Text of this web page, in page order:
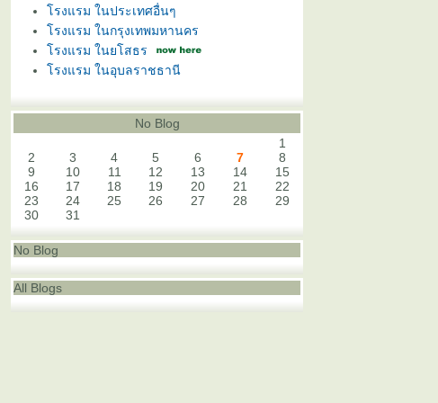
โรงแรม ในประเทศอื่นๆ
โรงแรม ในกรุงเทพมหานคร
โรงแรม ในยโสธร
โรงแรม ในอุบลราชธานี
No Blog
1
2
3 4 5 6 7
8
9
10 11 12 13 14
15
16
17 18 19 20 21
22
23
24 25 26 27 28
29
30
31
No Blog
All Blogs